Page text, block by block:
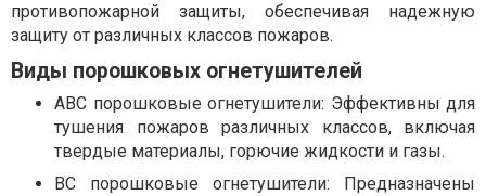
противопожарной защиты, обеспечивая надежную
защиту от различных классов пожаров.
Виды порошковых огнетушителей
ABC порошковые огнетушители: Эффективны для
тушения пожаров различных классов, включая
твердые материалы, горючие жидкости и газы.
BC порошковые огнетушители: Предназначены